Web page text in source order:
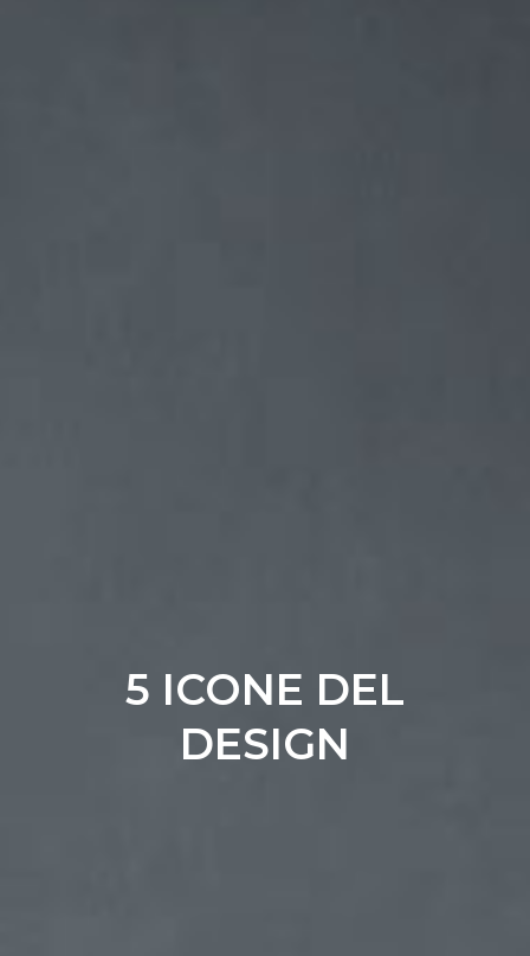
5 ICONE DEL
DESIGN